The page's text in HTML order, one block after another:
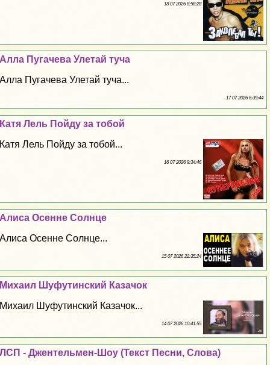
18 07 2026 8:58:28
Алла Пугачева Улетай туча
Алла Пугачева Улетай туча...
17 07 2026 6:39:44
Катя Лель Пойду за тобой
Катя Лель Пойду за тобой...
16 07 2026 9:34:46
Алиса Осенне Солнце
Алиса Осенне Солнце...
15 07 2026 22:35:24
Михаил Шуфутинский Казачок
Михаил Шуфутинский Казачок...
14 07 2026 10:41:55
ЛСП - Джентельмен-Шоу (Текст Песни, Слова)